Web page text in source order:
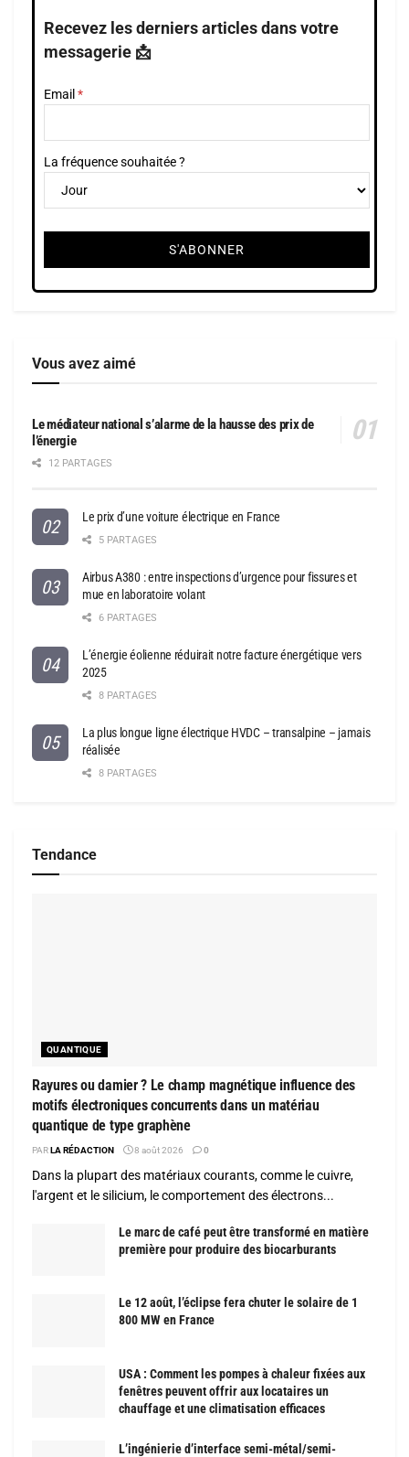
Recevez les derniers articles dans votre
messagerie 📩
Email
La fréquence souhaitée ?
Vous avez aimé
Le médiateur national s’alarme de la hausse des prix de
l’énergie
12 PARTAGES
Le prix d’une voiture électrique en France
5 PARTAGES
Airbus A380 : entre inspections d’urgence pour fissures et
mue en laboratoire volant
6 PARTAGES
L’énergie éolienne réduirait notre facture énergétique vers
2025
8 PARTAGES
La plus longue ligne électrique HVDC – transalpine – jamais
réalisée
8 PARTAGES
Tendance
QUANTIQUE
Rayures ou damier ? Le champ magnétique influence des
motifs électroniques concurrents dans un matériau
quantique de type graphène
PARLA RÉDACTION 8 août 2026 0
Dans la plupart des matériaux courants, comme le cuivre,
l'argent et le silicium, le comportement des électrons...
Le marc de café peut être transformé en matière
première pour produire des biocarburants
Le 12 août, l’éclipse fera chuter le solaire de 1
800 MW en France
USA : Comment les pompes à chaleur fixées aux
fenêtres peuvent offrir aux locataires un
chauffage et une climatisation efficaces
L’ingénierie d’interface semi-métal/semi-